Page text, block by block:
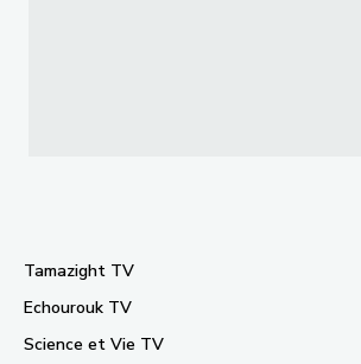
Tamazight TV
Echourouk TV
Science et Vie TV